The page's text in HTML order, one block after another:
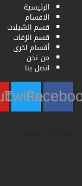
الرئيسية
الاقسام
قسم الشيلات
قسم الزفات
أقسام اخرى
من نحن
اتصل بنا
Twitter